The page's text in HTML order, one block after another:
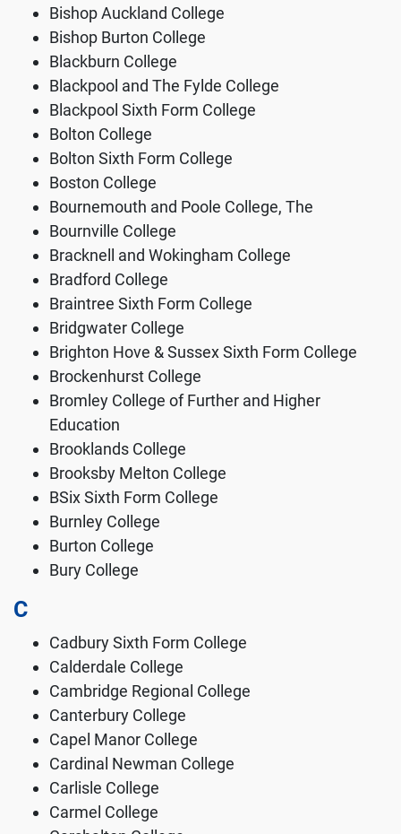
Bishop Auckland College
Bishop Burton College
Blackburn College
Blackpool and The Fylde College
Blackpool Sixth Form College
Bolton College
Bolton Sixth Form College
Boston College
Bournemouth and Poole College, The
Bournville College
Bracknell and Wokingham College
Bradford College
Braintree Sixth Form College
Bridgwater College
Brighton Hove & Sussex Sixth Form College
Brockenhurst College
Bromley College of Further and Higher
Education
Brooklands College
Brooksby Melton College
BSix Sixth Form College
Burnley College
Burton College
Bury College
C
Cadbury Sixth Form College
Calderdale College
Cambridge Regional College
Canterbury College
Capel Manor College
Cardinal Newman College
Carlisle College
Carmel College